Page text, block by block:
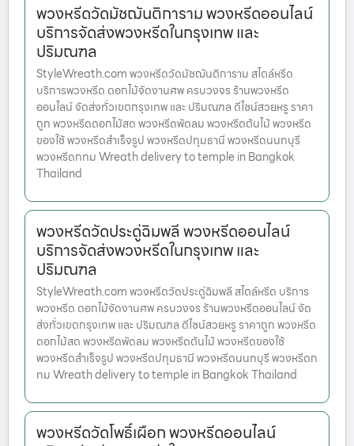
พวงหรีดวัดมัชฌันติการาม พวงหรีดออนไลน์
บริการจัดส่งพวงหรีดในกรุงเทพ และ
ปริมณฑล
StyleWreath.com พวงหรีดวัดมัชฌันติการาม สไตล์หรีด
บริการพวงหรีด ดอกไม้จัดงานศพ ครบวงจร ร้านพวงหรีด
ออนไลน์ จัดส่งทั่วเขตกรุงเทพ และ ปริมณฑล ดีไซน์สวยหรู ราคา
ถูก พวงหรีดดอกไม้สด พวงหรีดพัดลม พวงหรีดต้นไม้ พวงหรีด
ของใช้ พวงหรีดสำเร็จรูป พวงหรีดปทุมธานี พวงหรีดนนทบุรี
พวงหรีดกทม Wreath delivery to temple in Bangkok
Thailand
พวงหรีดวัดประดู่ฉิมพลี พวงหรีดออนไลน์
บริการจัดส่งพวงหรีดในกรุงเทพ และ
ปริมณฑล
StyleWreath.com พวงหรีดวัดประดู่ฉิมพลี สไตล์หรีด บริการ
พวงหรีด ดอกไม้จัดงานศพ ครบวงจร ร้านพวงหรีดออนไลน์ จัด
ส่งทั่วเขตกรุงเทพ และ ปริมณฑล ดีไซน์สวยหรู ราคาถูก พวงหรีด
ดอกไม้สด พวงหรีดพัดลม พวงหรีดต้นไม้ พวงหรีดของใช้
พวงหรีดสำเร็จรูป พวงหรีดปทุมธานี พวงหรีดนนทบุรี พวงหรีดก
ทม Wreath delivery to temple in Bangkok Thailand
พวงหรีดวัดโพธิ์เผือก พวงหรีดออนไลน์